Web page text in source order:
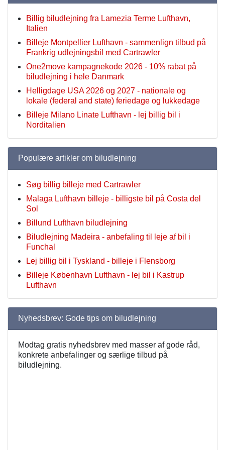
Billig biludlejning fra Lamezia Terme Lufthavn,
Italien
Billeje Montpellier Lufthavn - sammenlign tilbud på
Frankrig udlejningsbil med Cartrawler
One2move kampagnekode 2026 - 10% rabat på
biludlejning i hele Danmark
Helligdage USA 2026 og 2027 - nationale og
lokale (federal and state) feriedage og lukkedage
Billeje Milano Linate Lufthavn - lej billig bil i
Norditalien
Populære artikler om biludlejning
Søg billig billeje med Cartrawler
Malaga Lufthavn billeje - billigste bil på Costa del
Sol
Billund Lufthavn biludlejning
Biludlejning Madeira - anbefaling til leje af bil i
Funchal
Lej billig bil i Tyskland - billeje i Flensborg
Billeje København Lufthavn - lej bil i Kastrup
Lufthavn
Nyhedsbrev: Gode tips om biludlejning
Modtag gratis nyhedsbrev med masser af gode råd,
konkrete anbefalinger og særlige tilbud på
biludlejning.